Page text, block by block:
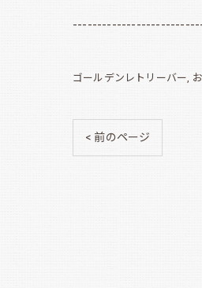
ゴールデンレトリーバー
< 前のページ